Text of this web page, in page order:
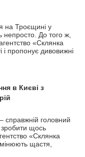
на Троєщині у
непросто. До того ж,
«Склянка
і пропонує дивовижні
в Києві з
справжній головний
зробити щось
«Склянка
щастя,